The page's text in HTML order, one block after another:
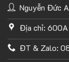
Nguyễn Đức
Địa chỉ: 600A
ĐT & Zalo: